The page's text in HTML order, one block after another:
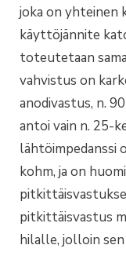
joka on yhteinen
käyttöjännite
toteutetaan
vahvistus on
anodivastus, n.
antoi vain n. 25-
lähtöimpedanssi
kohm, ja on
pitkittäisvastus
hilalle, jolloin